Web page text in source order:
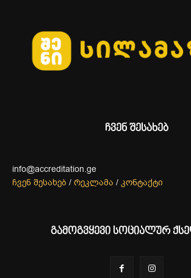
ჩვენ შესახებ
info@accreditation.ge
ჩვენ შესახებ / რეკლამა / კონტაქტი
გამოგვყევი სოციალურ